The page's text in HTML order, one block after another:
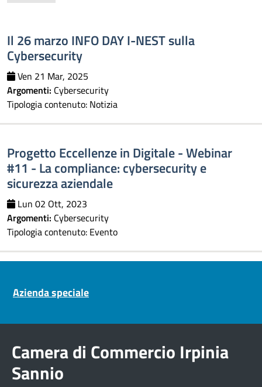
Il 26 marzo INFO DAY I-NEST sulla
Cybersecurity
Ven 21 Mar, 2025
Argomenti: Cybersecurity
Tipologia contenuto: Notizia
Progetto Eccellenze in Digitale - Webinar
#11 - La compliance: cybersecurity e
sicurezza aziendale
Lun 02 Ott, 2023
Argomenti: Cybersecurity
Tipologia contenuto: Evento
Azienda speciale
Camera di Commercio Irpinia
Sannio